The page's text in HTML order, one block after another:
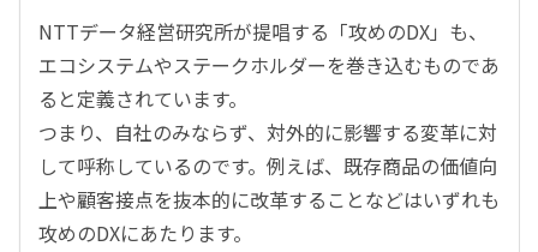
NTTデータ経営研究所が提唱する「攻めのDX」も、
エコシステムやステークホルダーを巻き込むものであ
ると定義されています。
つまり、自社のみならず、対外的に影響する変革に対
して呼称しているのです。例えば、既存商品の価値向
上や顧客接点を抜本的に改革することなどはいずれも
攻めのDXにあたります。